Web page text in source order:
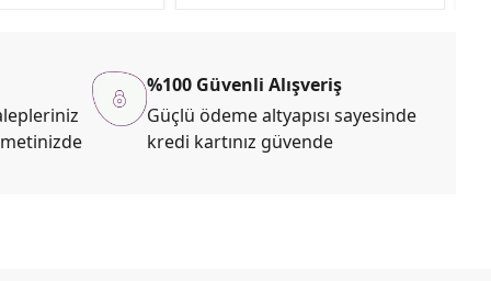
%100 Güvenli Alışveriş
Güçlü ödeme altyapısı sayesinde
kredi kartınız güvende